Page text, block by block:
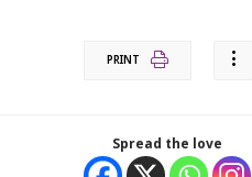
PRINT
Spread the love